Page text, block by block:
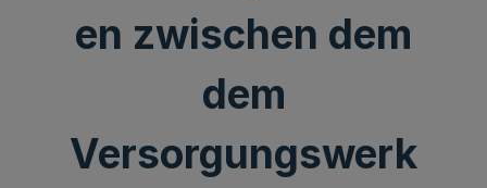
en zwischen dem
dem
Versorgungswerk